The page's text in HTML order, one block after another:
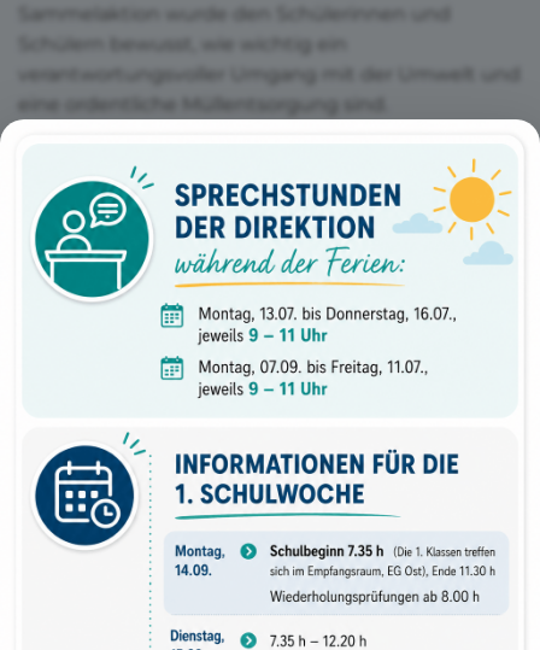
Sammelaktion wurde den Schülerinnen und
Schülern bewusst, wie wichtig ein
verantwortungsvoller Umgang mit der Umwelt und
eine ordentliche Müllentsorgung sind.
Trotz der anstrengenden Arbeit kam der Spaß nicht
zu kurz, und die Klassen konnten die Aktion als
gemeinschaftliches Erlebnis genießen. Mit viel
Engagement und Teamgeist leisteten die
Schülerinnen und Schüler einen wertvollen Beitrag
für ein sauberes Rottenmann.